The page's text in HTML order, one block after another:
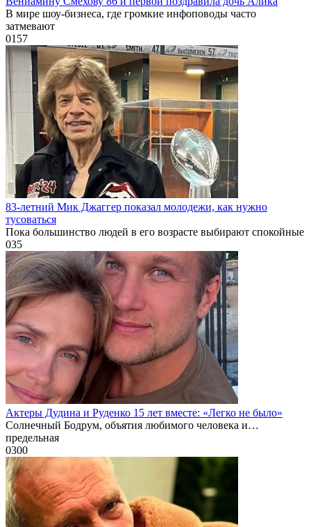
В мире шоу-бизнеса, где громкие инфоповоды часто
затмевают
0157
83-летний Мик Джаггер показал молодежи, как нужно
тусоваться
Пока большинство людей в его возрасте выбирают спокойные
035
Актеры Дудина и Руденко 15 лет вместе: «Легко не было»
Солнечный Бодрум, объятия любимого человека и…
предельная
0300